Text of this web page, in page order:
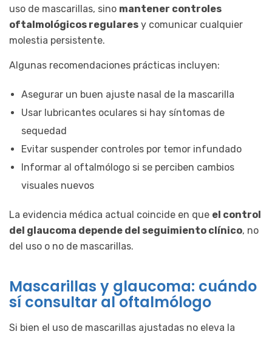
uso de mascarillas, sino mantener controles
oftalmológicos regulares y comunicar cualquier
molestia persistente.
Algunas recomendaciones prácticas incluyen:
Asegurar un buen ajuste nasal de la mascarilla
Usar lubricantes oculares si hay síntomas de
sequedad
Evitar suspender controles por temor infundado
Informar al oftalmólogo si se perciben cambios
visuales nuevos
La evidencia médica actual coincide en que el control
del glaucoma depende del seguimiento clínico, no
del uso o no de mascarillas.
Mascarillas y glaucoma: cuándo
sí consultar al oftalmólogo
Si bien el uso de mascarillas ajustadas no eleva la